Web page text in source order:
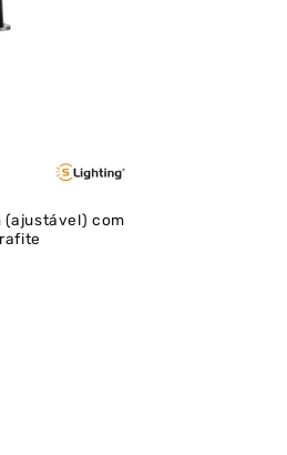
(ajustável) com